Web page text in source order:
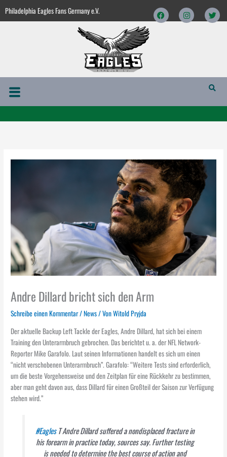
Inhalt
Philadelphia Eagles Fans Germany e.V. FacebookInstagram
Menü
Andre Dillard bricht sich den Arm
Schreibe einen Kommentar/News/ VonWitold Pryjda
Der aktuelle Backup Left Tackle der Eagles, Andre Dillard, hat sich bei einem
Training den Unterarmbruch gebrochen. Das berichtet u. a. der NFL Network-
Reporter Mike Garafolo. Laut seinen Informationen handelt es sich um einen
“nicht verschobenen Unterarmbruch”. Garafolo: “Weitere Tests sind erforderlich,
um die beste Vorgehensweise und den Zeitplan für eine Rückkehr zu bestimmen,
aber man geht davon aus, dass Dillard für einen Großteil der Saison zur Verfügung
stehen wird.”
#EaglesT Andre Dillard suffered a nondisplaced fracture in
his forearm in practice today, sources say. Further testing
is needed to determine the best course of action and